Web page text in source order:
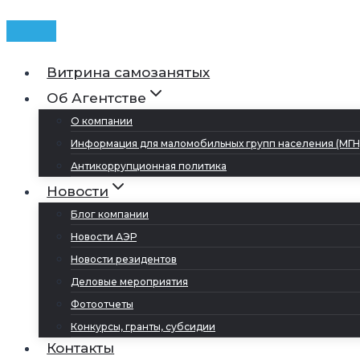
Витрина самозанятых
Об Агентстве
О компании
Информация для маломобильных групп населения
Антикоррупционная политика
Новости
Блог компании
Новости АЭР
Новости резидентов
Деловые мероприятия
Фотоотчеты
Конкурсы, гранты, субсидии
Контакты